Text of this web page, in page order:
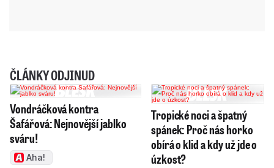
ČLÁNKY ODJINUD
Vondráčková kontra
Šafářová: Nejnovější jablko
sváru!
Aha!
Tropické noci a špatný
spánek: Proč nás horko
obírá o klid a kdy už jde o
úzkost?